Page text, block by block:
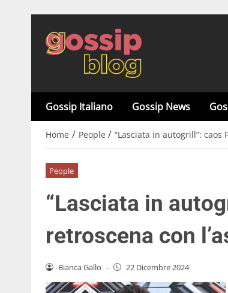
Gossip Italiano Gossip News
Home / People / “Lasciata in autogrill”: caos
People
“Lasciata in
retroscena con
Bianca Gallo - 22 Dicembre 2024